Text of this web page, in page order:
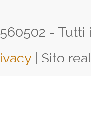
-
| Sito